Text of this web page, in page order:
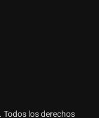
los derechos